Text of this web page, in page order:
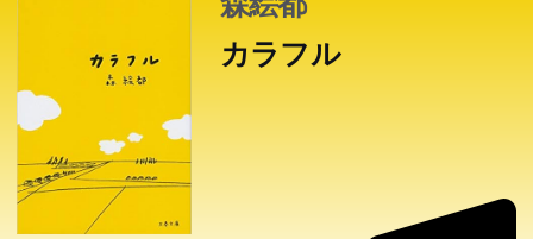
カラフル